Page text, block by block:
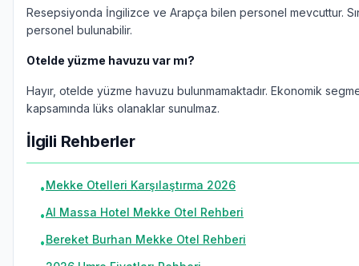
Resepsiyonda İngilizce ve Arapça bilen personel mevcuttur.
personel bulunabilir.
Otelde yüzme havuzu var mı?
Hayır, otelde yüzme havuzu bulunmamaktadır. Ekonomik
kapsamında lüks olanaklar sunulmaz.
İlgili Rehberler
•Mekke Otelleri Karşılaştırma 2026
•Al Massa Hotel Mekke Otel Rehberi
•Bereket Burhan Mekke Otel Rehberi